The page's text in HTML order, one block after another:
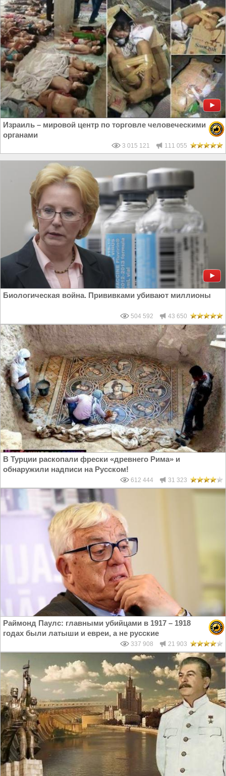
Израиль – мировой центр по торговле человеческими
органами
3 015 121 111 055
Биологическая война. Прививками убивают миллионы
504 592 43 650
В Турции раскопали фрески «древнего Рима» и
обнаружили надписи на Русском!
612 444 31 323
Раймонд Паулс: главными убийцами в 1917 – 1918
годах были латыши и евреи, а не русские
337 908 21 903